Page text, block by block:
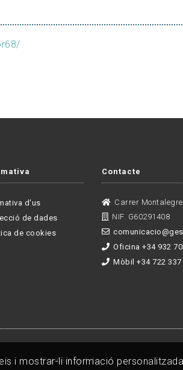
d'us
de dades
de cookies
Contacte
Carrer
NIF. G60291408
Oficina +34 932
Mòbil +34 722 337
Formem part de:
i mostrar-li informació